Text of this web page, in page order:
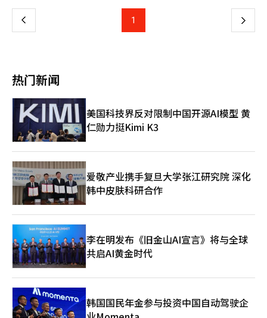
场。不过，金融业界普遍认为，由于统计中包含全租贷款和搬迁费
贷款等类型，真正以购房为目的、可能受到严格监管的住房抵押贷
款规模预计仅为数百亿韩元，相关政策的实际影响或相对有限。
监管过严，部分房东可能通过提高租金转嫁成本，从而加重无房群
构，相关政策仍需审慎推进，以避免对租赁市场产生负面影响。
根本目的在于强化承租人居住稳定性，并抑制租金过快上涨。 据
统计，去年全年全租房价格上涨5.6%，不仅为2024年涨幅的倍以
件已完成处理。1月申请价格较去年12月上涨1.8%，延续上升趋
山区环比上涨2.78%，汉江沿线7个区上涨1.89%，涨幅位居前
列；而江北地区10个区及江南地区另外4个区分别上涨1.5%和
1.53%，涨幅低于首尔整体平均水平。
累计访客约54万人次。市政府计划通过特色项目与节庆活动，力争
休期间（14日至15日），位于北村的公共韩屋——北村文化中心与
洪建翊家屋举办了“竖杆（民俗装饰）展览”、袜形钥匙扣及纸制
避邪饰品制作体验，以及年糕汤年糕发放等活动，吸引众多市民参
与。 与此同时，首尔市正推进新韩屋村建设。2023年9月启动的建
设用地公开征集共有20个地区报名，最终确定在江东区岩寺洞等5
处打造新韩屋村。 ※ 本报道由人工智能（AI）系统翻译，并经
《亚洲日报》编辑。
上 1 下
热门新闻
美国科技界反对限制中国开源AI模型 黄
仁勋力挺Kimi K3
爱敬产业携手复旦大学张江研究院 深化
韩中皮肤科研合作
李在明发布《旧金山AI宣言》将与全球
共启AI黄金时代
韩国国民年金参与投资中国自动驾驶企